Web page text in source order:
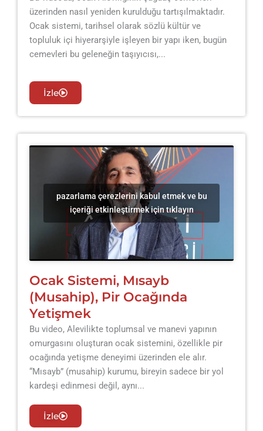
üzerinden nasıl yeniden kurulduğu tartışılmaktadır.
Ocak sistemi, tarihsel olarak sözlü kültür ve
topluluk içi hiyerarşiyle işleyen bir yapı iken, bugün
cemevleri bu geleneğin taşıyıcısı,...
İzle
pazarlama çerezlerini kabul etmek ve bu
içeriği etkinleştirmek için tıklayın
Ocak Sistemi, Mısayb
(Musahip), Pir Ocağında
Yetişmek
Bu video, Alevilikte toplumsal ve manevi yapının
omurgasını oluşturan ocak sistemini, özellikle pir
ocağında yetişme deneyimi üzerinden ele alır.
“Mısayb” (musahip) kurumu, bireyin sadece bir yol
kardeşi edinmesi değil, aynı...
İzle